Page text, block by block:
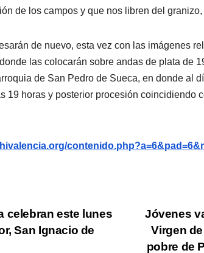
de los campos y que nos libren del
de nuevo, esta vez con las imágenes
las colocarán sobre andas de plata de
de San Pedro de Sueca, en donde al
19 horas y posterior procesión coincidiendo
Jóvenes
Virgen
pobre de
celebran este lunes
San Ignacio de